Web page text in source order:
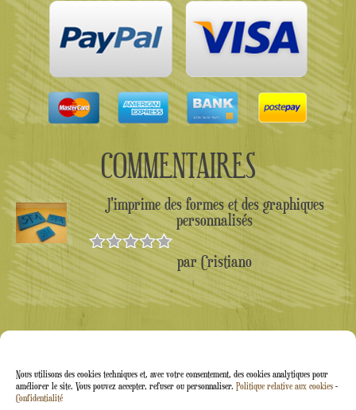
Nous utilisons des cookies techniques et, avec votre consentement, des cookies analytiques pour
améliorer le site. Vous pouvez accepter, refuser ou personnaliser. Politique relative aux cookies -
Confidentialité
COMMENTAIRES
J'imprime des formes et des graphiques
personnalisés
Note 5sur
5
par Cristiano